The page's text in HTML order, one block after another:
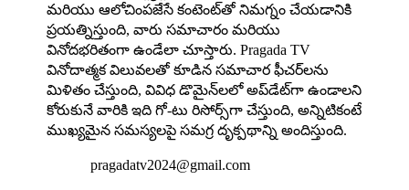
మరియు ఆలోచింపజేసే కంటెంట్‌తో నిమగ్నం చేయడానికి
ప్రయత్నిస్తుంది, వారు సమాచారం మరియు
వినోదభరితంగా ఉండేలా చూస్తారు. Pragada TV
వినోదాత్మక విలువలతో కూడిన సమాచార ఫీచర్‌లను
మిళితం చేస్తుంది, వివిధ డొమైన్‌లలో అప్‌డేట్‌గా ఉండాలని
కోరుకునే వారికి ఇది గో-టు రిసోర్స్‌గా చేస్తుంది, అన్నిటికంటే
ముఖ్యమైన సమస్యలపై సమగ్ర దృక్పథాన్ని అందిస్తుంది.
pragadatv2024@gmail.com